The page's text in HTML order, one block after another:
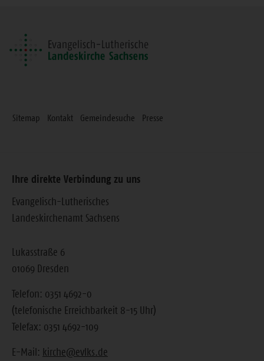
Sitemap Kontakt Gemeindesuche Presse
Ihre direkte Verbindung zu uns
Evangelisch-Lutherisches
Landeskirchenamt Sachsens
Lukasstraße 6
01069 Dresden
Telefon: 0351 4692-0
(telefonische Erreichbarkeit 8-15 Uhr)
Telefax: 0351 4692-109
E-Mail: kirche@evlks.de